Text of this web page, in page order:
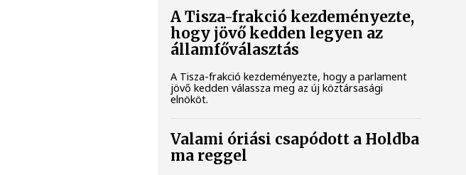
A Tisza-frakció kezdeményezte,
hogy jövő kedden legyen az
államfőválasztás
A Tisza-frakció kezdeményezte, hogy a parlament
jövő kedden válassza meg az új köztársasági
elnököt.
Valami óriási csapódott a Holdba
ma reggel